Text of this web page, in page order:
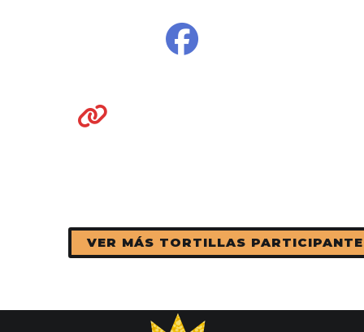
VER MÁS TORTILLAS